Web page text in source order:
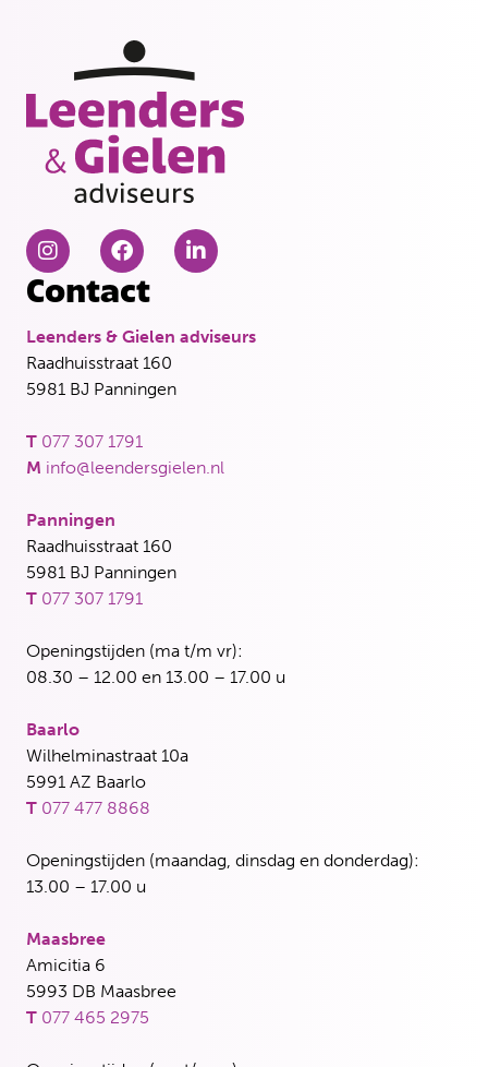
Contact
Leenders & Gielen adviseurs
Raadhuisstraat 160
5981 BJ Panningen
T 077 307 1791
M info@leendersgielen.nl
Panningen
Raadhuisstraat 160
5981 BJ Panningen
T 077 307 1791
Openingstijden (ma t/m vr):
08.30 – 12.00 en 13.00 – 17.00 u
Baarlo
Wilhelminastraat 10a
5991 AZ Baarlo
T 077 477 8868
Openingstijden (maandag, dinsdag en donderdag):
13.00 – 17.00 u
Maasbree
Amicitia 6
5993 DB Maasbree
T 077 465 2975